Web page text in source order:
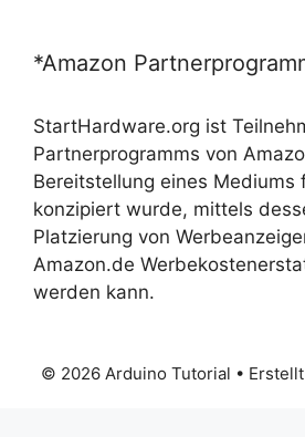
*Amazon
StartHardware.org ist
Partnerprogramms von
Bereitstellung eines Mediums
konzipiert wurde, mittels
Platzierung von
Amazon.de
werden kann.
© 2026 Arduino Tutorial •